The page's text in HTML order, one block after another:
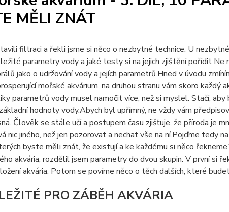
MĚLI ZNÁT
filtraci a řekli jsme si něco o nezbytné technice. U
parametry vody a jaké testy si na jejich zjištění pořídit Ne
jako o udržování vody a jejích parametrů.Hned v úvodu
mořské akvárium, na druhou stranu vám skoro každý
parametrů vody musel namočit více, než si myslel. Stačí, aby
hodnoty vody.Abych byl upřímný, ne vždy vám
Člověk se stále učí a postupem času zjišťuje, že příroda je
nic jiného, než jen pozorovat a nechat vše na ní.Pojďme tedy
byste měli znát, že existují a ke každému si něco
akvária, rozdělil jsem parametry do dvou skupin. V první si
akvária. Potom se povíme něco o těch dalších, které
PRO ZÁBĚH AKVÁRIA